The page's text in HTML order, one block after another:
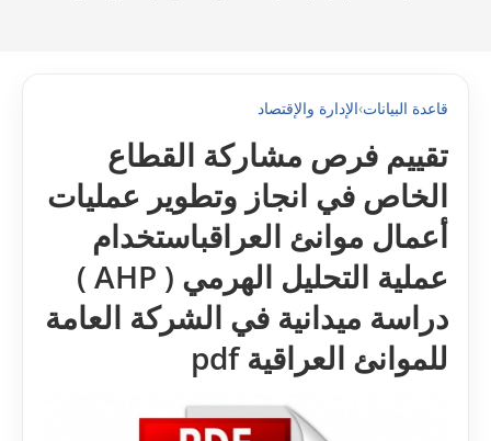
قاعدة البيانات›الإدارة والإقتصاد
تقييم فرص مشاركة القطاع
الخاص في انجاز وتطوير عمليات
أعمال موانئ العراقباستخدام
عملية التحليل الهرمي ( AHP )
دراسة ميدانية في الشركة العامة
للموانئ العراقية pdf